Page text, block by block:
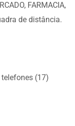
FARMACIA,
de distância.
(17)